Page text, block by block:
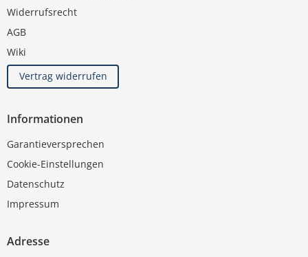
Widerrufsrecht
AGB
Wiki
Vertrag widerrufen
Informationen
Garantieversprechen
Cookie-Einstellungen
Datenschutz
Impressum
Adresse